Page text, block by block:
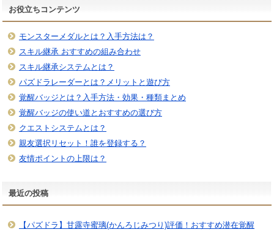
お役立ちコンテンツ
モンスターメダルとは？入手方法は？
スキル継承 おすすめの組み合わせ
スキル継承システムとは？
パズドラレーダーとは？メリットと遊び方
覚醒バッジとは？入手方法・効果・種類まとめ
覚醒バッジの使い道とおすすめの選び方
クエストシステムとは？
親友選択リセット！誰を登録する？
友情ポイントの上限は？
最近の投稿
【パズドラ】甘露寺蜜璃(かんろじみつり)評価！おすすめ潜在覚醒